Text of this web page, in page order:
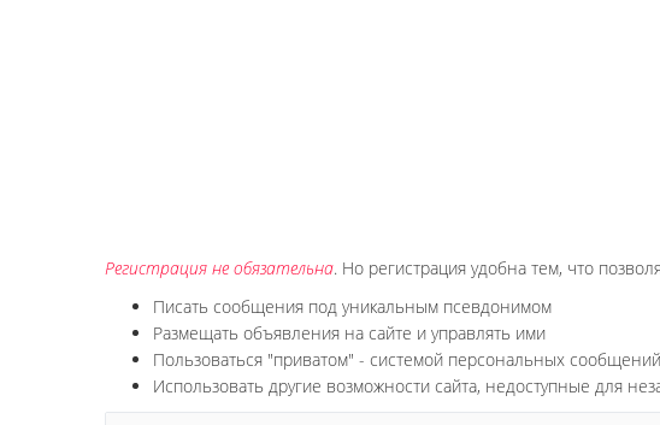
Регистрация не обязательна. Но регистрация удобна тем, что
Писать сообщения под уникальным псевдонимом
Размещать объявления на сайте и управлять ими
Пользоваться "приватом" - системой персональных
Использовать другие возможности сайта, недоступные для